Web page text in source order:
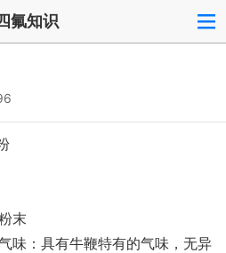
氟知识
末
味：具有牛鞭特有的气味，无异